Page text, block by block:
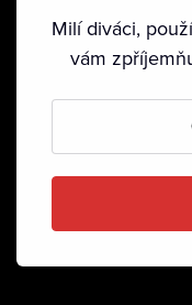
Milí diváci,
vám